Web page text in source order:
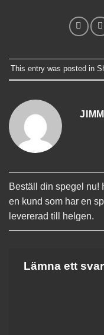
This entry was posted in
Beställ din spegel nu!
en kund som har en
levererad till helgen.
Lämna ett svar